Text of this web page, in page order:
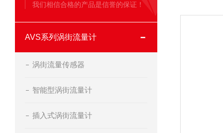
我们相信合格的产品是信誉的保证！
AVS系列涡街流量计
涡街流量传感器
智能型涡街流量计
插入式涡街流量计